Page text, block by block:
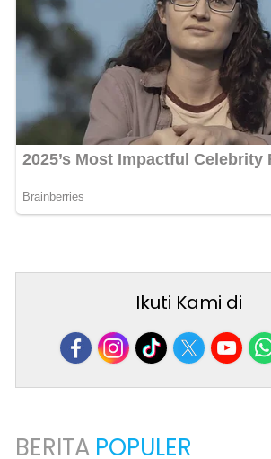
Ikuti Kami di
BERITA POPULER